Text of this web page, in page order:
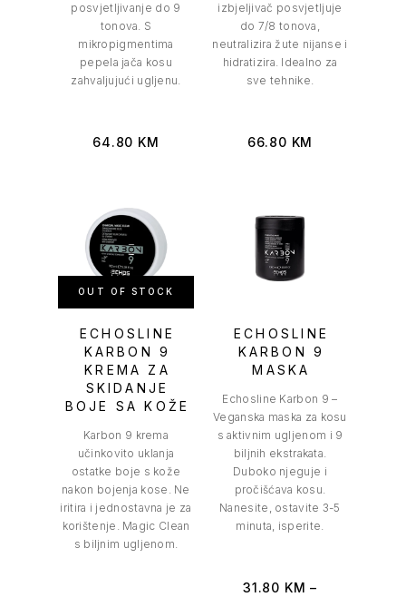
posvjetljivanje do 9
tonova. S
mikropigmentima
pepela jača kosu
zahvaljujući ugljenu.
64.80 KM
izbjeljivač posvjetljuje
do 7/8 tonova,
neutralizira žute nijanse i
hidratizira. Idealno za
sve tehnike.
66.80 KM
OUT OF STOCK
ECHOSLINE
KARBON 9
KREMA ZA
SKIDANJE
BOJE SA KOŽE
Karbon 9 krema
učinkovito uklanja
ostatke boje s kože
nakon bojenja kose. Ne
iritira i jednostavna je za
korištenje. Magic Clean
s biljnim ugljenom.
ECHOSLINE
KARBON 9
MASKA
Echosline Karbon 9 –
Veganska maska za kosu
s aktivnim ugljenom i 9
biljnih ekstrakata.
Duboko njeguje i
pročišćava kosu.
Nanesite, ostavite 3-5
minuta, isperite.
31.80 KM –